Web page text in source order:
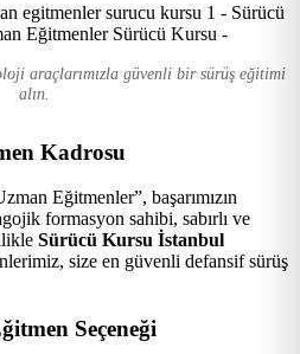
araçlarımızla güvenli bir sürüş eğitimi
alın.
Kadrosu
Eğitmenler”, başarımızın
formasyon sahibi, sabırlı ve
Sürücü Kursu İstanbul
size en güvenli defansif sürüş
Seçeneği